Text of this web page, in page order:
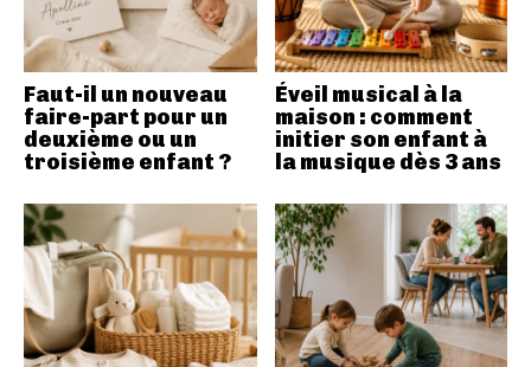
Faut-il un nouveau
faire-part pour un
deuxième ou un
troisième enfant ?
Éveil musical à la
maison : comment
initier son enfant à
la musique dès 3 ans